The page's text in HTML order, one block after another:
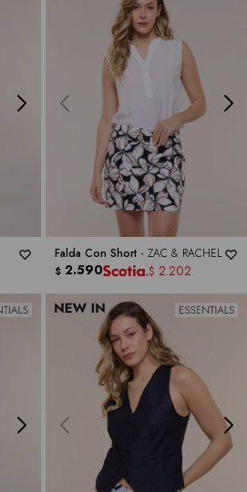
Falda Con Short - ZAC & RACHEL
$ 2.590 $ 2.202